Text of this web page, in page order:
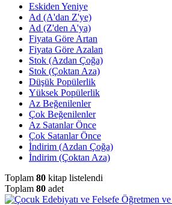
Eskiden Yeniye
Ad (A'dan Z'ye)
Ad (Z'den A'ya)
Fiyata Göre Artan
Fiyata Göre Azalan
Stok (Azdan Çoğa)
Stok (Çoktan Aza)
Düşük Popülerlik
Yüksek Popülerlik
Az Beğenilenler
Çok Beğenilenler
Az Satanlar Önce
Çok Satanlar Önce
İndirim (Azdan Çoğa)
İndirim (Çoktan Aza)
Toplam 80 kitap listelendi
Toplam 80 adet